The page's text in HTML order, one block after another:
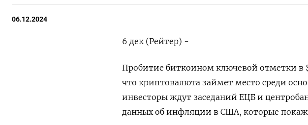
06.12.2024
6 дек (Рейтер) -
Пробитие биткоином ключевой отметки в
что криптовалюта займет место среди
инвесторы ждут заседаний ЕЦБ и
данных об инфляции в США, которые